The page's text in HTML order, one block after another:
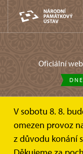
oficiální
V sobotu 8. 8.
omezen provoz
z důvodu konání
Zámek Vizovice O